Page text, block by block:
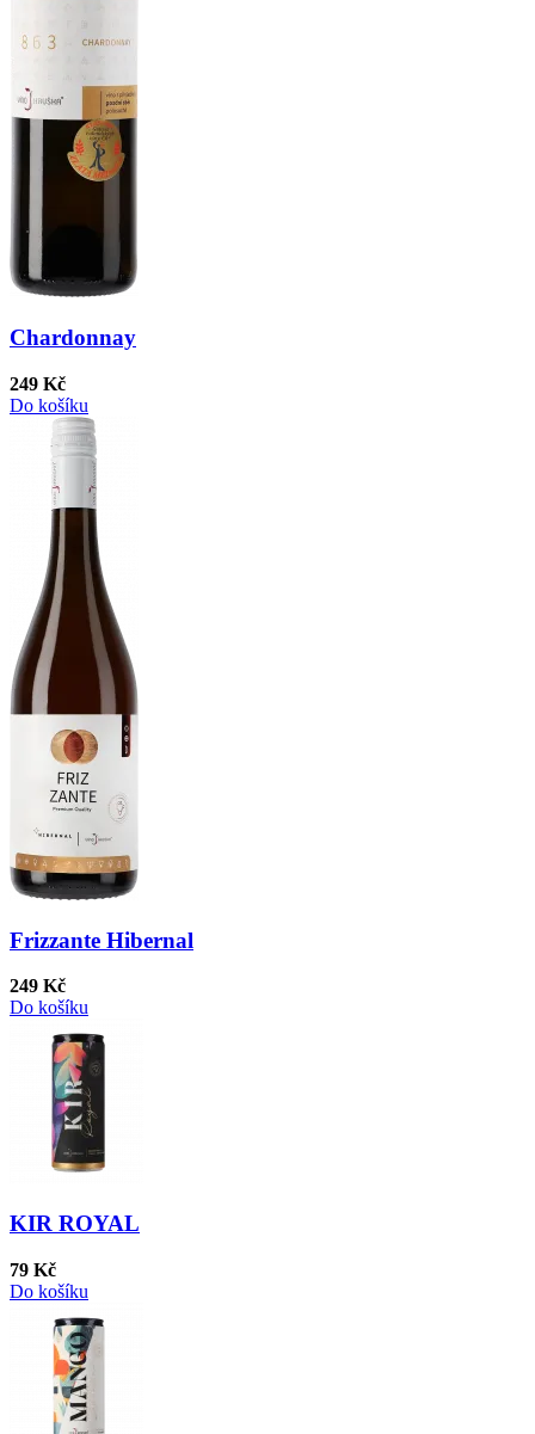
Chardonnay
249 Kč
Do košíku
Frizzante Hibernal
249 Kč
Do košíku
KIR ROYAL
79 Kč
Do košíku